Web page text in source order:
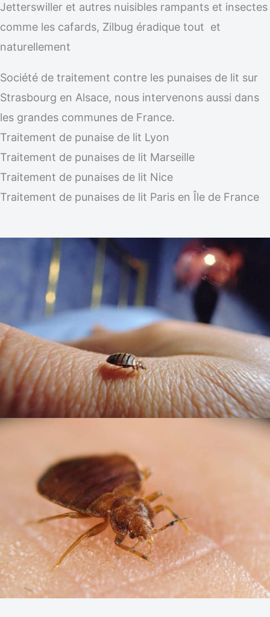
Jetterswiller et autres nuisibles rampants et insectes
comme les cafards, Zilbug éradique tout et
naturellement
Société de traitement contre les punaises de lit sur
Strasbourg en Alsace, nous intervenons aussi dans
les grandes communes de France.
Traitement de punaise de lit Lyon
Traitement de punaises de lit Marseille
Traitement de punaises de lit Nice
Traitement de punaises de lit Paris en Île de France